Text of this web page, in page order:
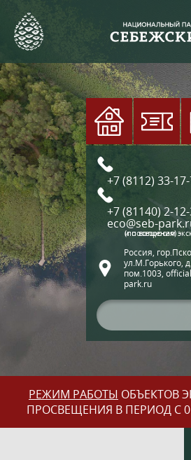
+7 (8112) 33-
+7 (81140) 2-
eco@seb-
(по вопросам экскурсий и посещения)
Россия,
ул.М.Горького,
пом.1003,
park.ru
РЕЖИМ РАБОТЫ ОБЪЕКТОВ
ПРОСВЕЩЕНИЯ В ПЕРИОД С